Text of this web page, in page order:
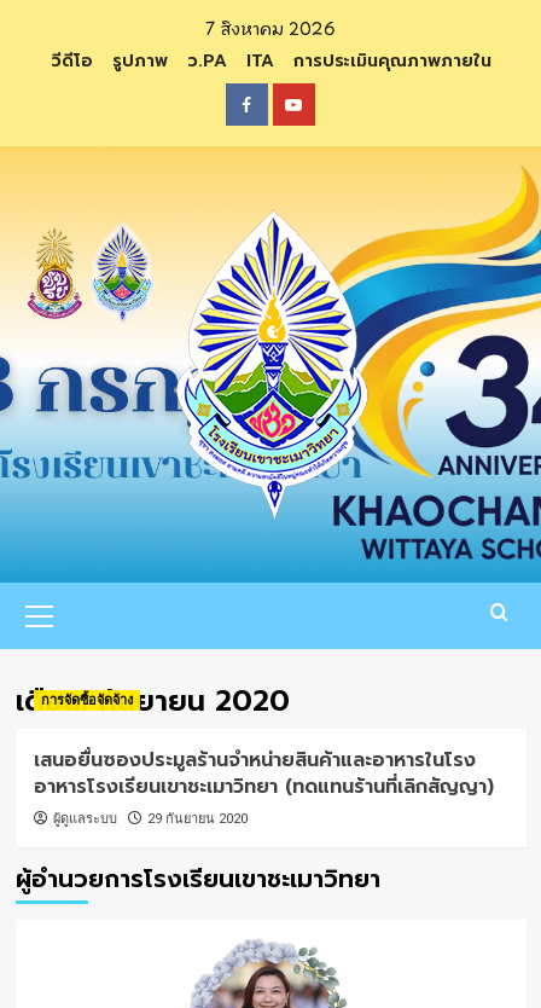
content
7 สิงหาคม 2026
วีดีโอ รูปภาพ ว.PA ITA การประเมินคุณภาพภายใน
FacebookYoutube
Menu
เดือน:กันยายน 2020
การจัดซื้อจัดจ้าง
เสนอยื่นซองประมูลร้านจำหน่ายสินค้าและอาหารในโรง
อาหารโรงเรียนเขาชะเมาวิทยา (ทดแทนร้านที่เลิกสัญญา)
ผู้ดูแลระบบ 29 กันยายน 2020
ผู้อำนวยการโรงเรียนเขาชะเมาวิทยา